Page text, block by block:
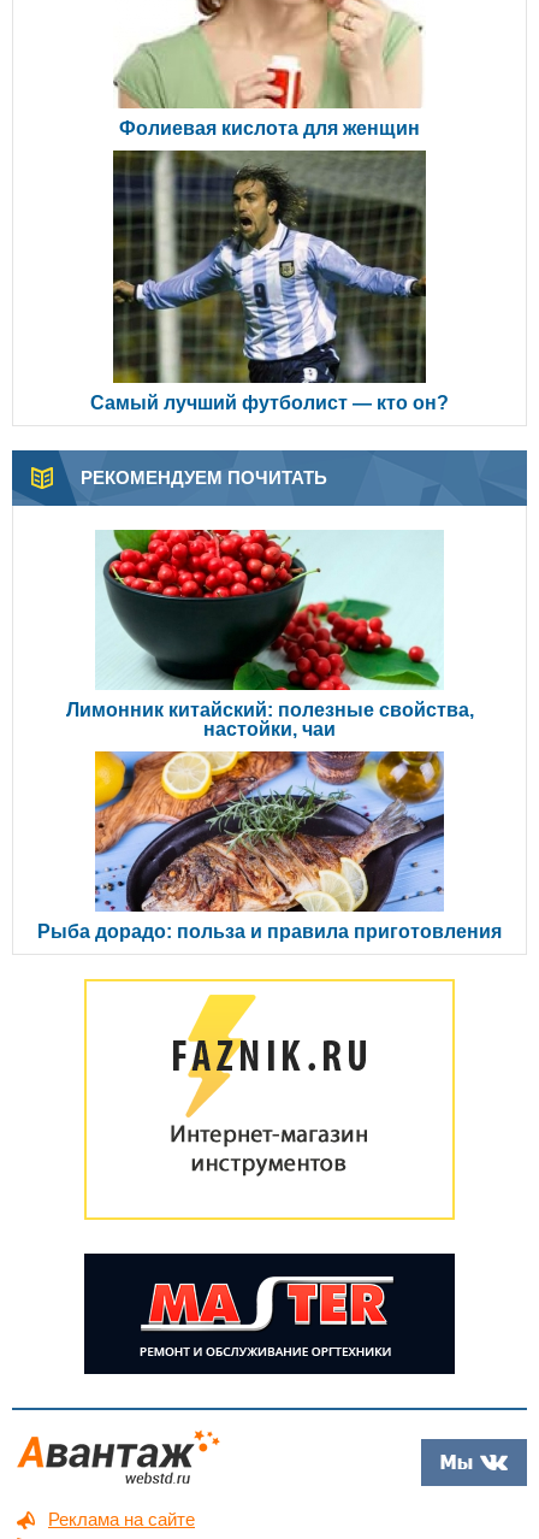
Фолиевая кислота для женщин
Самый лучший футболист — кто он?
РЕКОМЕНДУЕМ ПОЧИТАТЬ
Лимонник китайский: полезные свойства,
настойки, чаи
Рыба дорадо: польза и правила приготовления
Реклама на сайте